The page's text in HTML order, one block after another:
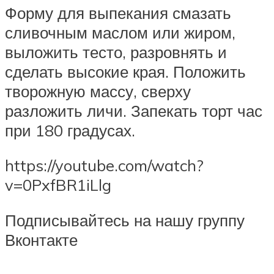
Форму для выпекания смазать
сливочным маслом или жиром,
выложить тесто, разровнять и
сделать высокие края. Положить
творожную массу, сверху
разложить личи. Запекать торт час
при 180 градусах.
https://youtube.com/watch?
v=0PxfBR1iLlg
Подписывайтесь на нашу группу
Вконтакте